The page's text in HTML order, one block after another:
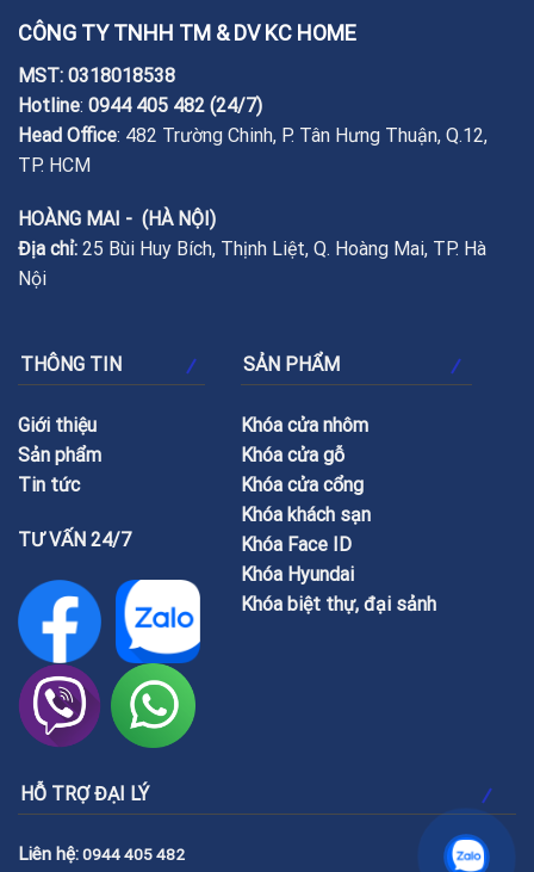
CÔNG TY TNHH TM & DV KC HOME
MST: 0318018538
Hotline: 0944 405 482 (24/7)
Head Office: 482 Trường Chinh, P. Tân Hưng Thuận, Q.12,
TP. HCM
HOÀNG MAI - (HÀ NỘI)
Địa chỉ: 25 Bùi Huy Bích, Thịnh Liệt, Q. Hoàng Mai, TP. Hà
Nội
THÔNG TIN
Giới thiệu
Sản phẩm
Tin tức
TƯ VẤN 24/7
SẢN PHẨM
Khóa cửa nhôm
Khóa cửa gỗ
Khóa cửa cổng
Khóa khách sạn
Khóa Face ID
Khóa Hyundai
Khóa biệt thự, đại sảnh
HỖ TRỢ ĐẠI LÝ
Liên hệ:0944 405 482